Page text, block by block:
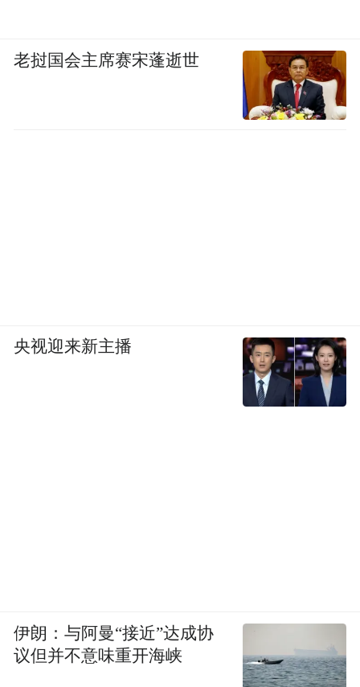
老挝国会主席赛宋蓬逝世
央视迎来新主播
伊朗：与阿曼“接近”达成协
议但并不意味重开海峡